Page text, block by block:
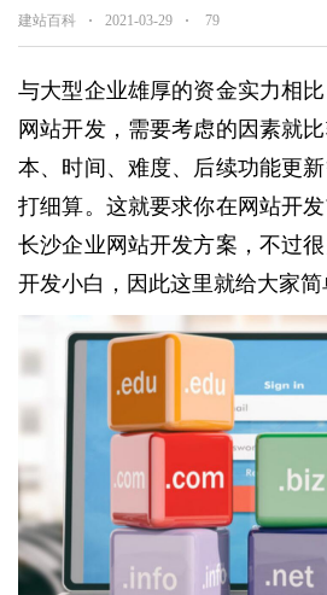
建站百科 2021-03-29 79
与大型企业雄厚的资金实力相
网站开发，需要考虑的因素就
本、时间、难度、后续功能更
打细算。这就要求你在网站开
长沙企业网站开发方案，不过
开发小白，因此这里就给大家简